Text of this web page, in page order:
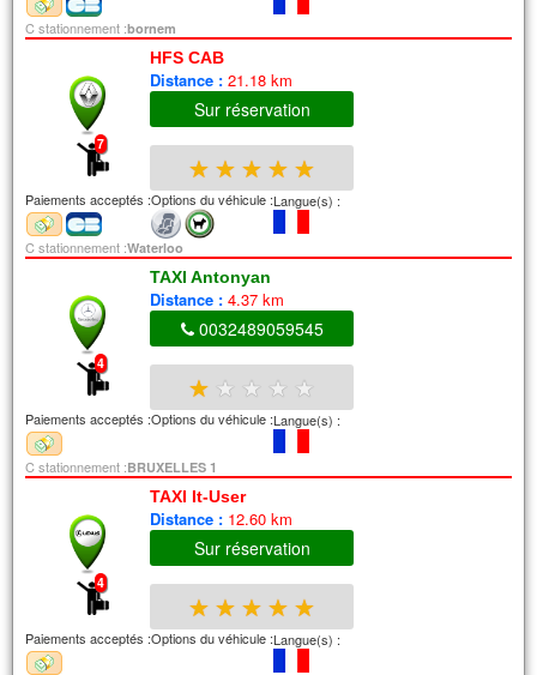
C stationnement :bornem
7
HFS CAB
Distance : 21.18 km
Sur réservation
★ ★ ★ ★ ★
Paiements acceptés :Options du véhicule :Langue(s) :
C stationnement :Waterloo
4
TAXI Antonyan
Distance : 4.37 km
0032489059545
★ ★ ★ ★ ★
Paiements acceptés :Options du véhicule :Langue(s) :
C stationnement :BRUXELLES 1
4
TAXI It-User
Distance : 12.60 km
Sur réservation
★ ★ ★ ★ ★
Paiements acceptés :Options du véhicule :Langue(s) :